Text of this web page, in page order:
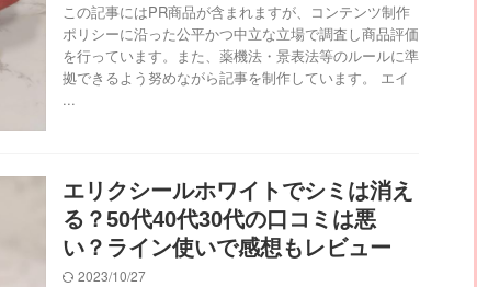
この記事にはPR商品が含まれますが、コンテンツ制作
ポリシーに沿った公平かつ中立な立場で調査し商品評価
を行っています。また、薬機法・景表法等のルールに準
拠できるよう努めながら記事を制作しています。 エイ
...
エリクシールホワイトでシミは消え
る？50代40代30代の口コミは悪
い？ライン使いで感想もレビュー
2023/10/27